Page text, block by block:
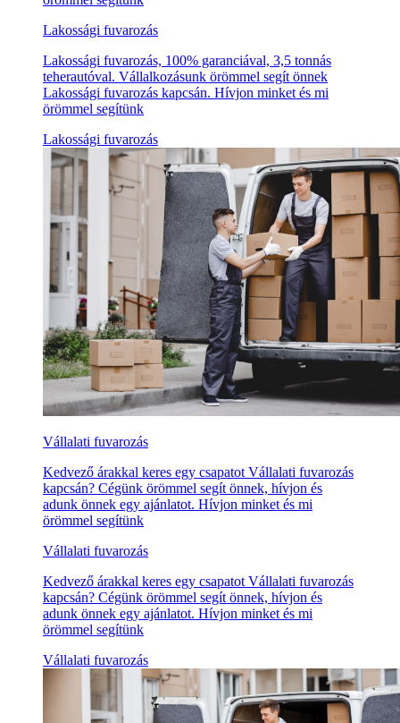
Lakossági fuvarozás
Lakossági fuvarozás, 100% garanciával, 3,5 tonnás
teherautóval. Vállalkozásunk örömmel segít önnek
Lakossági fuvarozás kapcsán. Hívjon minket és mi
örömmel segítünk
Lakossági fuvarozás
Vállalati fuvarozás
Kedvező árakkal keres egy csapatot Vállalati fuvarozás
kapcsán? Cégünk örömmel segít önnek, hívjon és
adunk önnek egy ajánlatot. Hívjon minket és mi
örömmel segítünk
Vállalati fuvarozás
Kedvező árakkal keres egy csapatot Vállalati fuvarozás
kapcsán? Cégünk örömmel segít önnek, hívjon és
adunk önnek egy ajánlatot. Hívjon minket és mi
örömmel segítünk
Vállalati fuvarozás